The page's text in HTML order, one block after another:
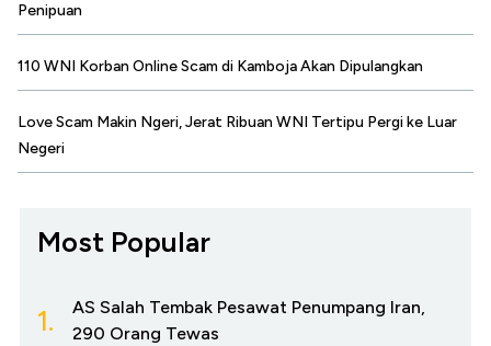
Penipuan
110 WNI Korban Online Scam di Kamboja Akan Dipulangkan
Love Scam Makin Ngeri, Jerat Ribuan WNI Tertipu Pergi ke Luar
Negeri
Most Popular
1.
AS Salah Tembak Pesawat Penumpang Iran,
290 Orang Tewas